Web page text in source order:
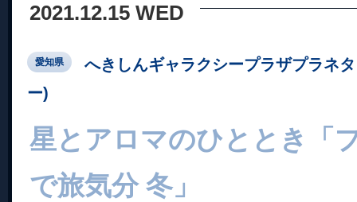
2021.12.15 WED
愛知県
へきしんギャラクシープラザプラネ
ー)
星とアロマのひととき「
で旅気分 冬」